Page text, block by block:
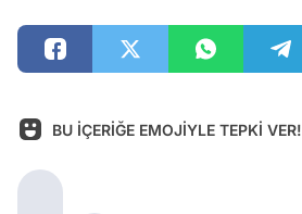
BU İÇERİĞE EMOJİYLE TEPKİ VER!